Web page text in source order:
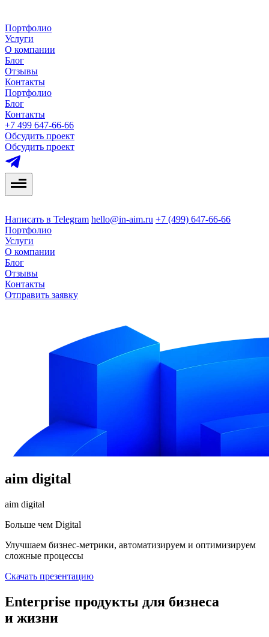
Портфолио
Услуги
О компании
Блог
Отзывы
Контакты
Портфолио
Блог
Контакты
+7 499 647-66-66
Обсудить проект
Обсудить проект
Написать в Telegram hello@in-aim.ru +7 (499) 647-66-66
Портфолио
Услуги
О компании
Блог
Отзывы
Контакты
Отправить заявку
aim digital
aim digital
Больше чем Digital
Улучшаем бизнес-метрики, автоматизируем и оптимизируем
сложные процессы
Скачать презентацию
Enterprise продукты для бизнеса
и жизни